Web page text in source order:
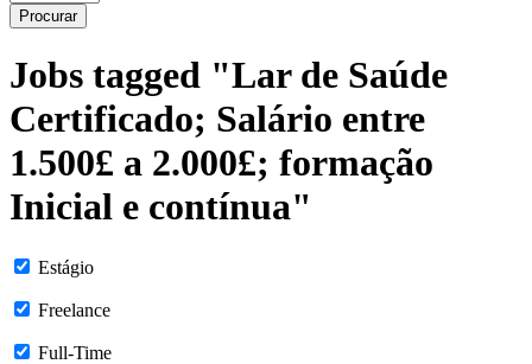
Procurar
Jobs tagged "Lar de Saúde
Certificado; Salário entre
1.500£ a 2.000£; formação
Inicial e contínua"
Estágio
Freelance
Full-Time